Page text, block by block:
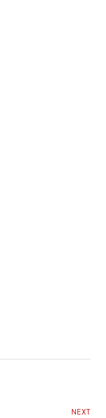
NEXT